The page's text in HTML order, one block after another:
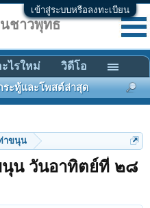
เข้าสู่ระบบหรือลงทะเบียน
าขนุน
นุน วันอาทิตย์ที่ ๒๘
ชาวพุทธ
ระทู้และโพสต์ล่าสุด
ไรใหม่ วิดีโอ